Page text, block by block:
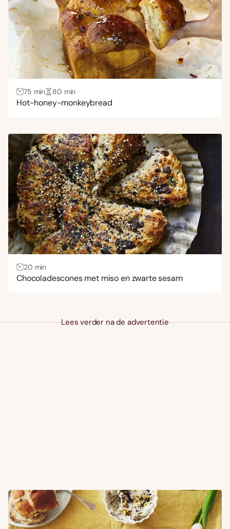
75 min 80 min
Hot-honey-monkeybread
20 min
Chocoladescones met miso en zwarte sesam
Lees verder na de advertentie